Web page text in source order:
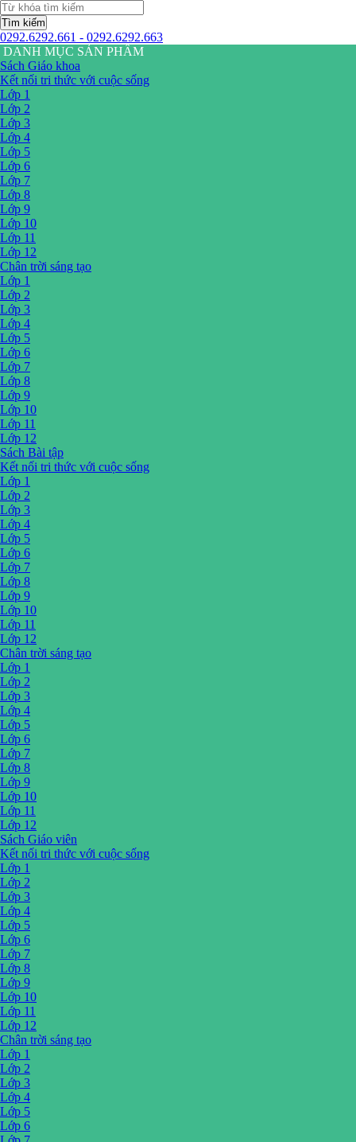
Tìm kiếm
0292.6292.661 - 0292.6292.663
DANH MỤC SẢN PHẨM
Sách Giáo khoa
Kết nối tri thức với cuộc sống
Lớp 1
Lớp 2
Lớp 3
Lớp 4
Lớp 5
Lớp 6
Lớp 7
Lớp 8
Lớp 9
Lớp 10
Lớp 11
Lớp 12
Chân trời sáng tạo
Lớp 1
Lớp 2
Lớp 3
Lớp 4
Lớp 5
Lớp 6
Lớp 7
Lớp 8
Lớp 9
Lớp 10
Lớp 11
Lớp 12
Sách Bài tập
Kết nối tri thức với cuộc sống
Lớp 1
Lớp 2
Lớp 3
Lớp 4
Lớp 5
Lớp 6
Lớp 7
Lớp 8
Lớp 9
Lớp 10
Lớp 11
Lớp 12
Chân trời sáng tạo
Lớp 1
Lớp 2
Lớp 3
Lớp 4
Lớp 5
Lớp 6
Lớp 7
Lớp 8
Lớp 9
Lớp 10
Lớp 11
Lớp 12
Sách Giáo viên
Kết nối tri thức với cuộc sống
Lớp 1
Lớp 2
Lớp 3
Lớp 4
Lớp 5
Lớp 6
Lớp 7
Lớp 8
Lớp 9
Lớp 10
Lớp 11
Lớp 12
Chân trời sáng tạo
Lớp 1
Lớp 2
Lớp 3
Lớp 4
Lớp 5
Lớp 6